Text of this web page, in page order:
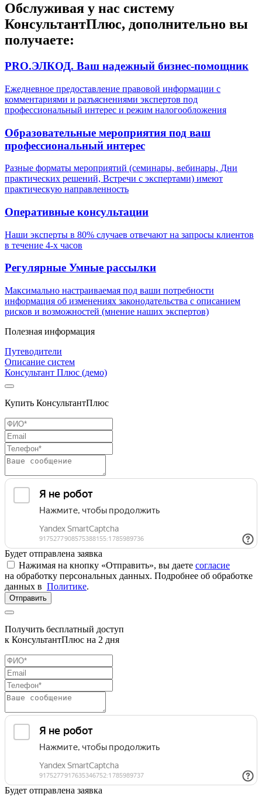
Обслуживая у нас систему
КонсультантПлюс, дополнительно вы
получаете:
PRO.ЭЛКОД. Ваш надежный бизнес-помощник
Ежедневное предоставление правовой информации с
комментариями и разъяснениями экспертов под
профессиональный интерес и режим налогообложения
Образовательные мероприятия под ваш
профессиональный интерес
Разные форматы мероприятий (семинары, вебинары, Дни
практических решений, Встречи с экспертами) имеют
практическую направленность
Оперативные консультации
Наши эксперты в 80% случаев отвечают на запросы клиентов
в течение 4-х часов
Регулярные Умные рассылки
Максимально настраиваемая под ваши потребности
информация об изменениях законодательства с описанием
рисков и возможностей (мнение наших экспертов)
Полезная информация
Путеводители
Описание систем
Консультант Плюс (демо)
Купить КонсультантПлюс
Будет отправлена заявка
Нажимая на кнопку «Отправить», вы даете согласие
на обработку персональных данных. Подробнее об обработке
данных в Политике.
Отправить
Получить бесплатный доступ
к КонсультантПлюс на 2 дня
Будет отправлена заявка